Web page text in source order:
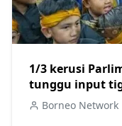
1/3 kerusi
tunggu input
Borneo Network